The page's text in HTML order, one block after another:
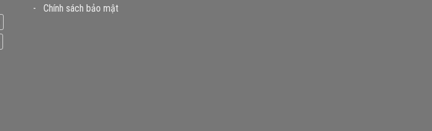
- Chính sách bảo mật